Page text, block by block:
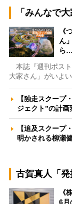
「みんなで
《
ん
ら…
本誌『週刊ポス
大家さん」がいよ
【独走スクープ
ジェクト”の計
【追及スクープ
明かされる柳瀬
古賀真人「発
《
6月